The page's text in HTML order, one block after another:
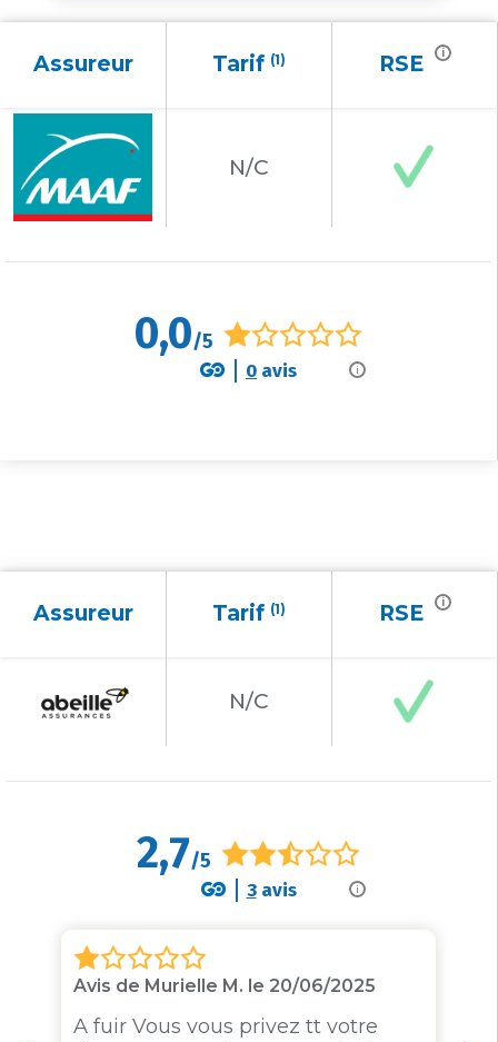
Assureur Tarif (1) RSE i
N/C
i
0,0/5
0 avis
Assureur Tarif (1) RSE i
N/C
i
2,7/5
3avis
Avis de Murielle M. le 20/06/2025
A fuir Vous vous privez tt votre